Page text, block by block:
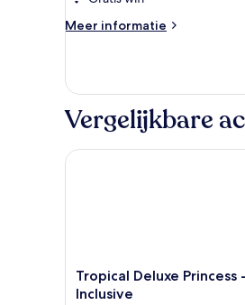
Meer informatie
Meer
Vergelijkbare
Tropical
Deluxe
Tropical Deluxe Princess
Inclusive
Tropical Deluxe Princess -